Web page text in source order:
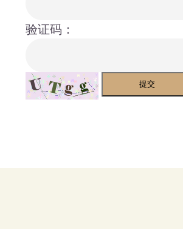
验证码：
提交